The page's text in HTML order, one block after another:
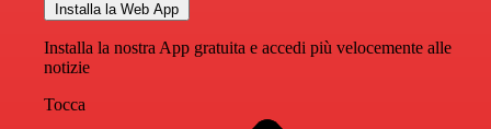
Installa la Web App
Installa la nostra App gratuita e accedi più velocemente alle
notizie
Tocca